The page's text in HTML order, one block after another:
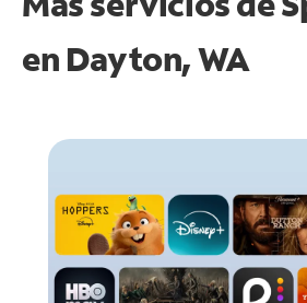
en Dayton, WA